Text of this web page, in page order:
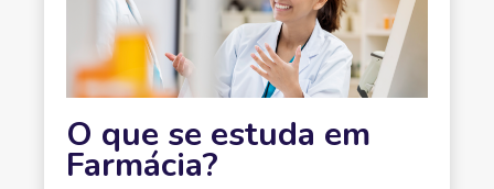
O que se estuda em
Farmácia?